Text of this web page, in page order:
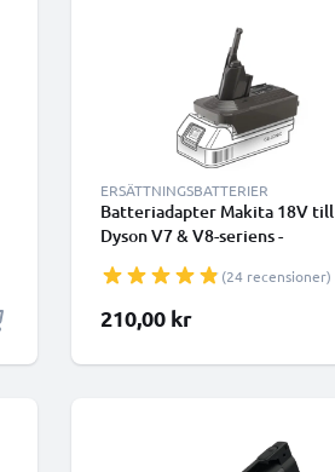
ERSÄTTNINGSBATTERIER
Batteriadapter Makita 18V till
Dyson V7 & V8-seriens -
dammsugare från CELLONIC
(24 recensioner)
210,00 kr